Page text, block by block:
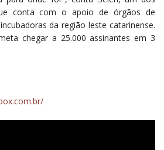
conta com o apoio de órgãos de
da região leste catarinense.
chegar a 25.000 assinantes em 3